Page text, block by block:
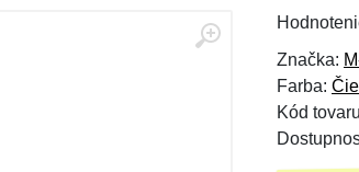
Značka:
Farba:
Kód